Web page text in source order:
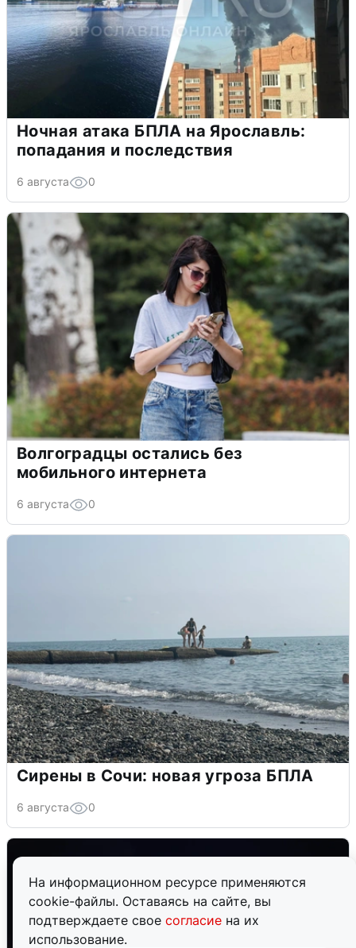
На информационном ресурсе применяются
cookie-файлы. Оставаясь на сайте, вы
подтверждаете свое согласие на их
использование.
Ночная атака БПЛА на Ярославль:
попадания и последствия
6 августа 0
Волгоградцы остались без
мобильного интернета
6 августа 0
Сирены в Сочи: новая угроза БПЛА
6 августа 0